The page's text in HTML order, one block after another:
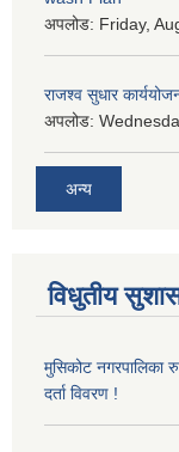
अपलोड: Friday,
राजश्व सुधार
अपलोड:
अन्य
विधुतीय
मुसिकोट नगरपालिका
दर्ता विवरण !